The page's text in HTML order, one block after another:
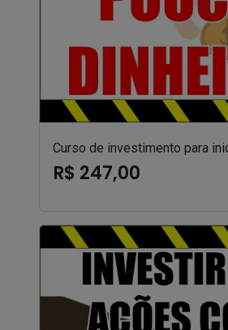
Curso de investimento para
R$ 247,00